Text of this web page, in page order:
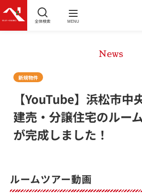
全体検索 MENU
News
新規物件
【YouTube】浜松市中
建売・分譲住宅のルー
が完成しました！
ルームツアー動画